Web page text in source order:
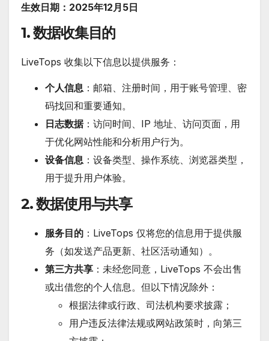
生效日期：2025年12月5日
1. 数据收集目的
LiveTops 收集以下信息以提供服务：
个人信息 ：邮箱、注册时间，用于账号管理、密
码找回和重要通知。
日志数据：访问时间、IP 地址、访问页面，用
于优化网站性能和分析用户行为。
设备信息 ：设备类型、操作系统、浏览器类型，
用于提升用户体验。
2. 数据使用与共享
服务目的 ：LiveTops 仅将您的信息用于提供服
务（如发送产品更新、社区活动通知）。
第三方共享 ：未经您同意，LiveTops 不会出售
或出借您的个人信息。但以下情况除外：
根据法律或行政、司法机构要求披露；
用户违反法律法规或网站政策时，向第三